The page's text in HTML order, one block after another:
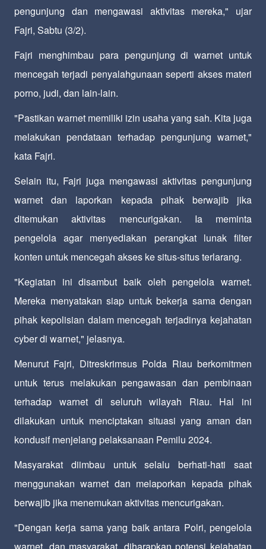
pengunjung dan mengawasi aktivitas mereka," ujar
Fajri, Sabtu (3/2).
Fajri menghimbau para pengunjung di warnet untuk
mencegah terjadi penyalahgunaan seperti akses materi
porno, judi, dan lain-lain.
"Pastikan warnet memiliki izin usaha yang sah. Kita juga
melakukan pendataan terhadap pengunjung warnet,"
kata Fajri.
Selain itu, Fajri juga mengawasi aktivitas pengunjung
warnet dan laporkan kepada pihak berwajib jika
ditemukan aktivitas mencurigakan. Ia meminta
pengelola agar menyediakan perangkat lunak filter
konten untuk mencegah akses ke situs-situs terlarang.
"Kegiatan ini disambut baik oleh pengelola warnet.
Mereka menyatakan siap untuk bekerja sama dengan
pihak kepolisian dalam mencegah terjadinya kejahatan
cyber di warnet," jelasnya.
Menurut Fajri, Ditreskrimsus Polda Riau berkomitmen
untuk terus melakukan pengawasan dan pembinaan
terhadap warnet di seluruh wilayah Riau. Hal ini
dilakukan untuk menciptakan situasi yang aman dan
kondusif menjelang pelaksanaan Pemilu 2024.
Masyarakat diimbau untuk selalu berhati-hati saat
menggunakan warnet dan melaporkan kepada pihak
berwajib jika menemukan aktivitas mencurigakan.
"Dengan kerja sama yang baik antara Polri, pengelola